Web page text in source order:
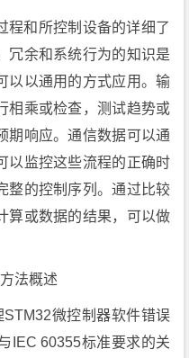
程和所控制设备的详细了
冗余和系统行为的知识是
以以通用的方式应用。输
相乘或检查，测试趋势或
期响应。通信数据可以通
以监控这些流程的正确时
整的控制序列。通过比较
算或数据的结果，可以做
法概述
微控制器软件错误
IEC 60355标准要求的关